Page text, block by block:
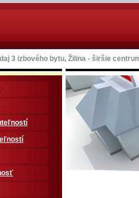
3 izbového bytu, Žilina - širšie